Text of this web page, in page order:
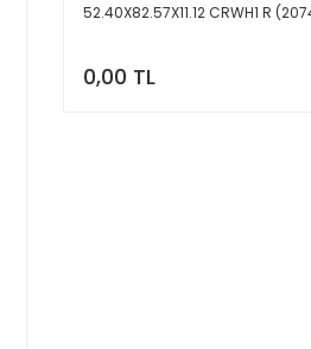
52.40X82.57X11.12 CRWH1 R
0,00 TL